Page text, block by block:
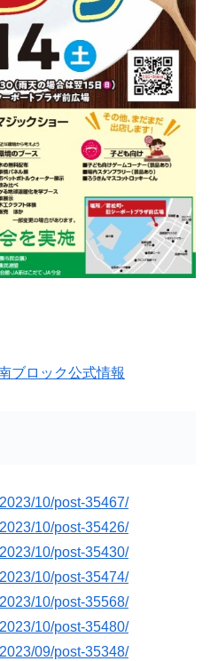
ブロック公式情報
10/post-35467/
10/post-35426/
10/post-35430/
10/post-35474/
10/post-35568/
10/post-35480/
09/post-35348/